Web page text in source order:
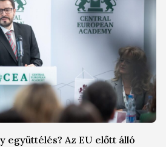
együttélés? Az EU előtt álló